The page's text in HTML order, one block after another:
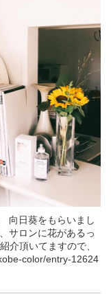
向日葵をもらいまし
サロンに花があるっ
介頂いてますので、
color/entry-12624